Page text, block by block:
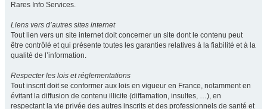
Rares Info Services.
Liens vers d’autres sites internet
Tout lien vers un site internet doit concerner un site dont le contenu peut
être contrôlé et qui présente toutes les garanties relatives à la fiabilité et à la
qualité de l’information.
Respecter les lois et réglementations
Tout inscrit doit se conformer aux lois en vigueur en France, notamment en
évitant la diffusion de contenu illicite (diffamation, insultes, …), en
respectant la vie privée des autres inscrits et des professionnels de santé et